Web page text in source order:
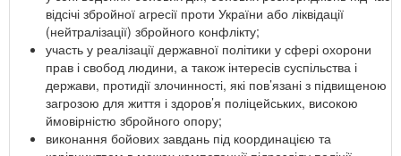
відсічі збройної агресії проти України або ліквідації
(нейтралізації) збройного конфлікту;
участь у реалізації державної політики у сфері охорони
прав і свобод людини, а також інтересів суспільства і
держави, протидії злочинності, які пов’язані з підвищеною
загрозою для життя і здоров’я поліцейських, високою
ймовірністю збройного опору;
виконання бойових завдань під координацією та